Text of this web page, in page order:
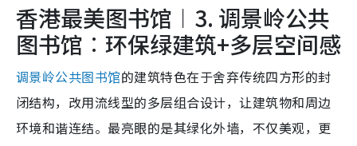
香港最美图书馆︱3. 调景岭公共
图书馆︰环保绿建筑+多层空间感
调景岭公共图书馆的建筑特色在于舍弃传统四方形的封
闭结构，改用流线型的多层组合设计，让建筑物和周边
环境和谐连结。最亮眼的是其绿化外墙，不仅美观，更